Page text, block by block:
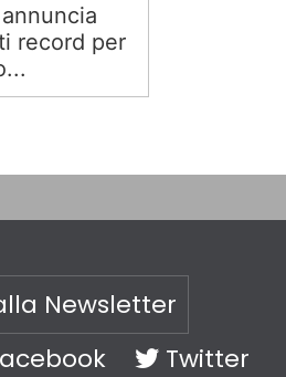
record per
Newsletter
Twitter